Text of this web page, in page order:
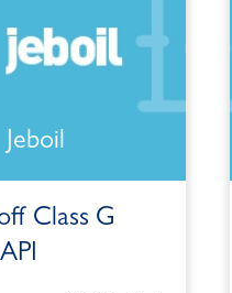
Jeboil
Class G